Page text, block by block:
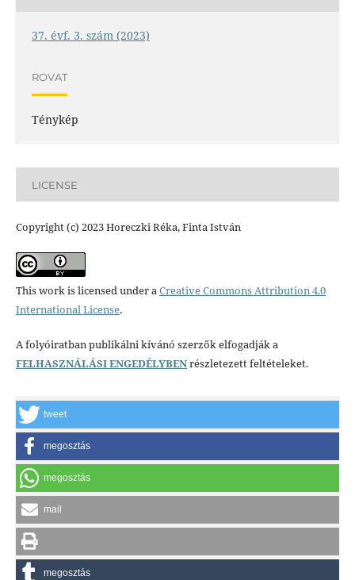
37. évf. 3. szám (2023)
ROVAT
Ténykép
LICENSE
Copyright (c) 2023 Horeczki Réka, Finta István
This work is licensed under aCreative Commons Attribution 4.0
International License.
A folyóiratban publikálni kívánó szerzők elfogadják a
FELHASZNÁLÁSI ENGEDÉLYBENrészletezett feltételeket.
tweet
megosztás
megosztás
mail
megosztás